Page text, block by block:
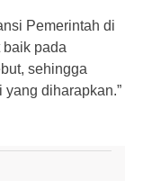
Pemerintah di
pada
sehingga
diharapkan.”